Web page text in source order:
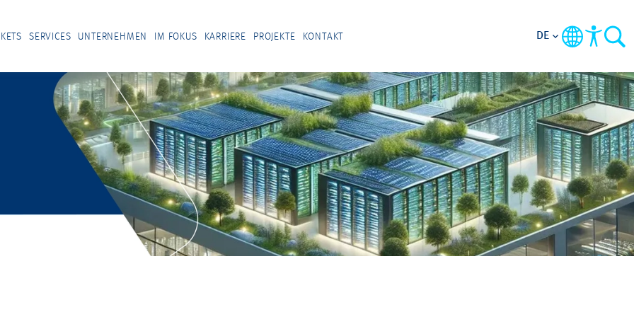
SERVICES UNTERNEHMEN IM FOKUS KARRIERE PROJEKTE KONTAKT DE